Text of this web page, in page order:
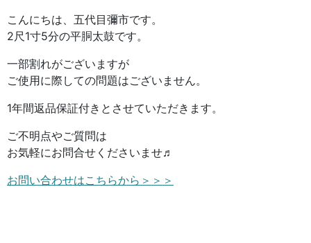
こんにちは、五代目彌市です。
2尺1寸5分の平胴太鼓です。
一部割れがございますが
ご使用に際しての問題はございません。
1年間返品保証付きとさせていただきます。
ご不明点やご質問は
お気軽にお問合せくださいませ♬
お問い合わせはこちらから＞＞＞